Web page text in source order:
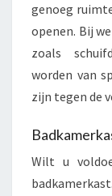
genoeg
openen. Bij
zoals
worden van
zijn tegen de
Wilt u